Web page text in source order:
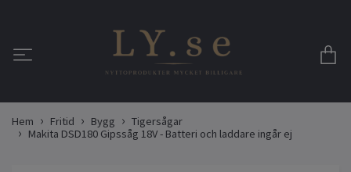
Hem Fritid Bygg
Tigersågar
Makita DSD180 Gipssåg 18V - Batteri och laddare ingår ej